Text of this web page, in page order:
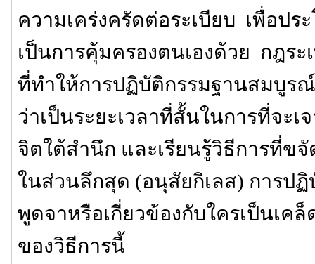
ความเคร่งครัดต่อระเบียบ เพื่อปร
เป็นการคุ้มครองตนเองด้วย กฎระ
ที่ทำให้การปฏิบัติกรรมฐานสมบูร
ว่าเป็นระยะเวลาที่สั้นในการที่จะเ
จิตใต้สำนึก และเรียนรู้วิธีการที่ข
ในส่วนลึกสุด (อนุสัยกิเลส) การป
พูดจาหรือเกี่ยวข้องกับใครเป็นเค
ของวิธีการนี้